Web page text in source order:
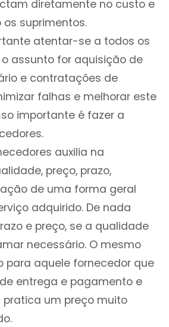
diretamente no custo e
suprimentos.
atentar-se a todos os
assunto for aquisição de
e contratações de
falhas e melhorar este
importante é fazer a
auxilia na
preço, prazo,
de uma forma geral
adquirido. De nada
e preço, se a qualidade
necessário. O mesmo
para aquele fornecedor que
entrega e pagamento e
pratica um preço muito